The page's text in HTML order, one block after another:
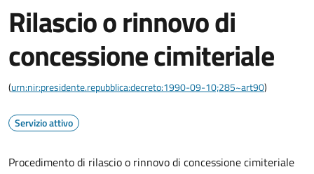
Rilascio o rinnovo di
concessione cimiteriale
(urn:nir:presidente.repubblica:decreto:1990-09-10;285~art90)
Servizio attivo
Procedimento di rilascio o rinnovo di concessione cimiteriale